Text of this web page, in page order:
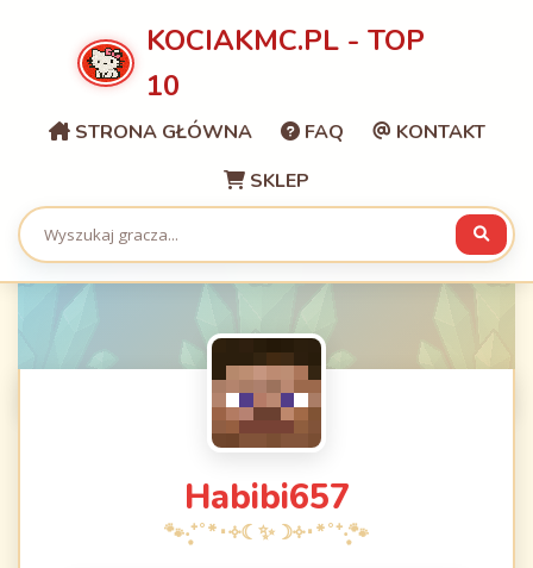
KOCIAKMC.PL - TOP
10
STRONA GŁÓWNA FAQ
KONTAKT
SKLEP
Habibi657